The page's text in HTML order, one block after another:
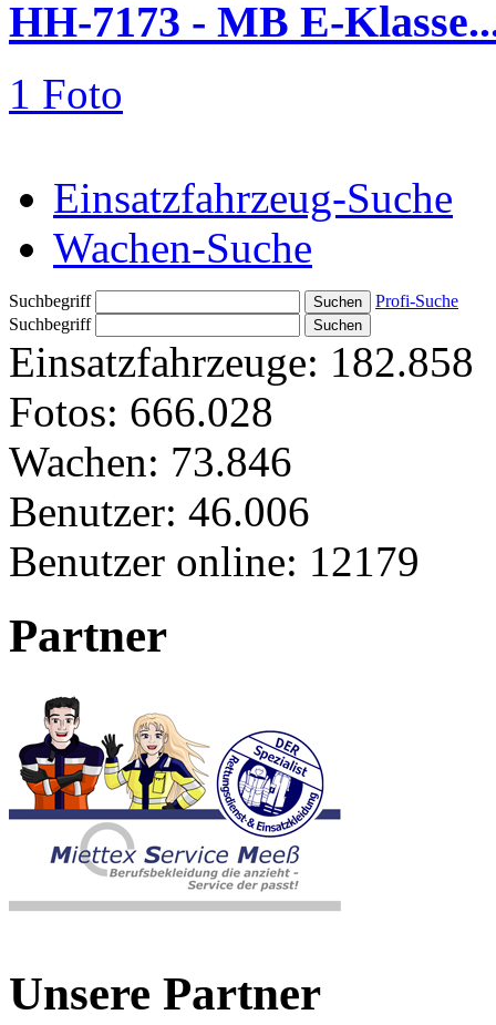
HH-7173 - MB E-
1 Foto
Einsatzfahrzeug-Suche
Wachen-Suche
Suchbegriff
Profi-Suche
Suchbegriff
Einsatzfahrzeuge: 182.858
Fotos: 666.028
Wachen: 73.846
Benutzer: 46.006
Benutzer online: 12179
Partner
Unsere Partner